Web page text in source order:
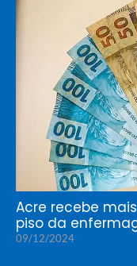
Acre recebe
piso da
09/12/2024